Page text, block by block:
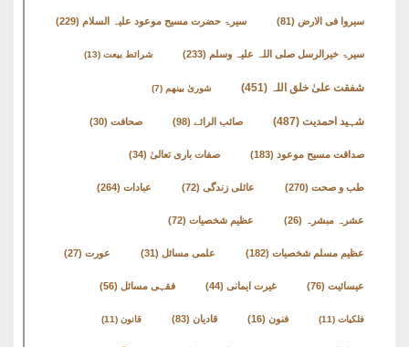
سیروا فی الارض (81) سیرۃ حضرت مسیح موعود علیہ السلام (229)
سیرۃ خیرالرسل صلی اللہ علیہ وسلم (233) شرائط بیعت (13)
شفقت علیٰ خلق اللہ (451) شوریٰ بینھم (7)
شہید احمدیت (487) صائب الرائے (98) صحافت (30)
صداقت مسیح موعود (183) صفات باری تعالیٰ (34)
طب و صحت (270) عائلی زندگی (72) عبادات (264)
عشرہ مبشرہ (26) عظیم شخصیات (72)
عظیم مسلم شخصیات (182) علمی مسائل (31) عورت (27)
عیسائیت (76) غیرت ایمانی (44) فقہی مسائل (56)
فلکیات (11) فنون (16) قادیان (83) قانون (11)